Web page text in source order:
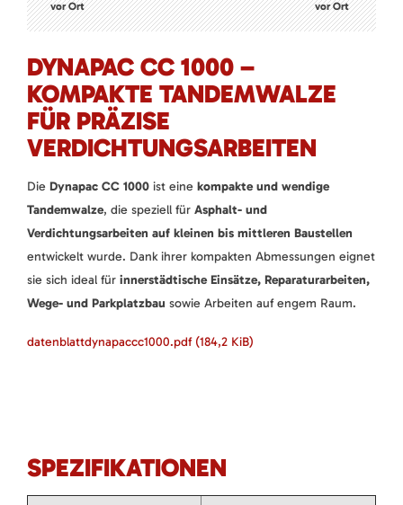
vor Ort
vor Ort
DYNAPAC CC 1000 –
KOMPAKTE TANDEMWALZE
FÜR PRÄZISE
VERDICHTUNGSARBEITEN
Die Dynapac CC 1000 ist eine kompakte und wendige
Tandemwalze, die speziell für Asphalt- und
Verdichtungsarbeiten auf kleinen bis mittleren Baustellen
entwickelt wurde. Dank ihrer kompakten Abmessungen eignet
sie sich ideal für innerstädtische Einsätze, Reparaturarbeiten,
Wege- und Parkplatzbau sowie Arbeiten auf engem Raum.
datenblattdynapaccc1000.pdf (184,2 KiB)
SPEZIFIKATIONEN